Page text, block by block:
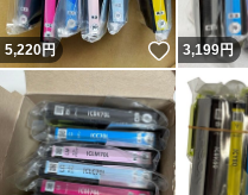
5,220円 いいね！
3,199円